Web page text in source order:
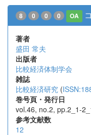
8 0 0 0 OA
著者
盛田 常夫
出版者
比較経済体制学会
雑誌
比較経済研究 (
巻号頁・発行日
vol.46, no.2, pp.2_1-
参考文献数
12